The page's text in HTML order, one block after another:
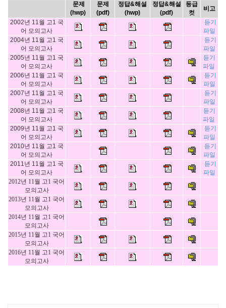
문제
(hwp)
문제
(pdf)
정답&해설
(hwp)
정답&해설
(pdf)
등급
컷
비고
2002년 11월 고1 국
어 모의고사
듣기
파일
2004년 11월 고1 국
어 모의고사
듣기
파일
2005년 11월 고1 국
어 모의고사
듣기
파일
2006년 11월 고1 국
어 모의고사
듣기
파일
2007년 11월 고1 국
어 모의고사
듣기
파일
2008년 11월 고1 국
어 모의고사
듣기
파일
2009년 11월 고1 국
어 모의고사
듣기
파일
2010년 11월 고1 국
어 모의고사
듣기
파일
2011년 11월 고1 국
어 모의고사
듣기
파일
2012년 11월 고1 국어
모의고사
2013년 11월 고1 국어
모의고사
2014년 11월 고1 국어
모의고사
2015년 11월 고1 국어
모의고사
2016년 11월 고1 국어
모의고사